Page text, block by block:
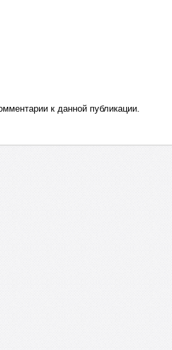
к данной публикации.